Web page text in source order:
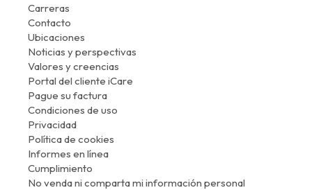
Carreras
Contacto
Ubicaciones
Noticias y perspectivas
Valores y creencias
Portal del cliente iCare
Pague su factura
Condiciones de uso
Privacidad
Política de cookies
Informes en línea
Cumplimiento
No venda ni comparta mi información personal